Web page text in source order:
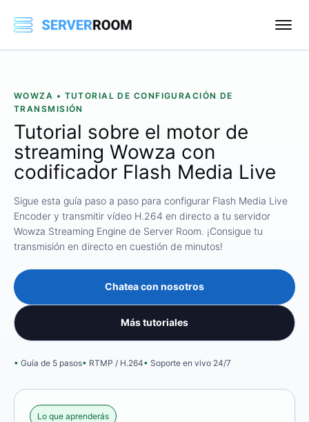
WOWZA • TUTORIAL DE CONFIGURACIÓN DE
TRANSMISIÓN
Tutorial sobre el motor de
streaming Wowza con
codificador Flash Media Live
Sigue esta guía paso a paso para configurar Flash Media Live
Encoder y transmitir vídeo H.264 en directo a tu servidor
Wowza Streaming Engine de Server Room. ¡Consigue tu
transmisión en directo en cuestión de minutos!
Chatea con nosotros
Más tutoriales
Guía de 5 pasos RTMP / H.264 Soporte en vivo 24/7
Lo que aprenderás